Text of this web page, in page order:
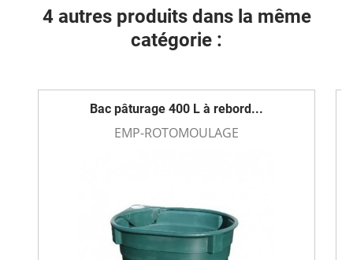
4 autres produits dans la même
catégorie :
Bac pâturage 400 L à rebord...
EMP-ROTOMOULAGE